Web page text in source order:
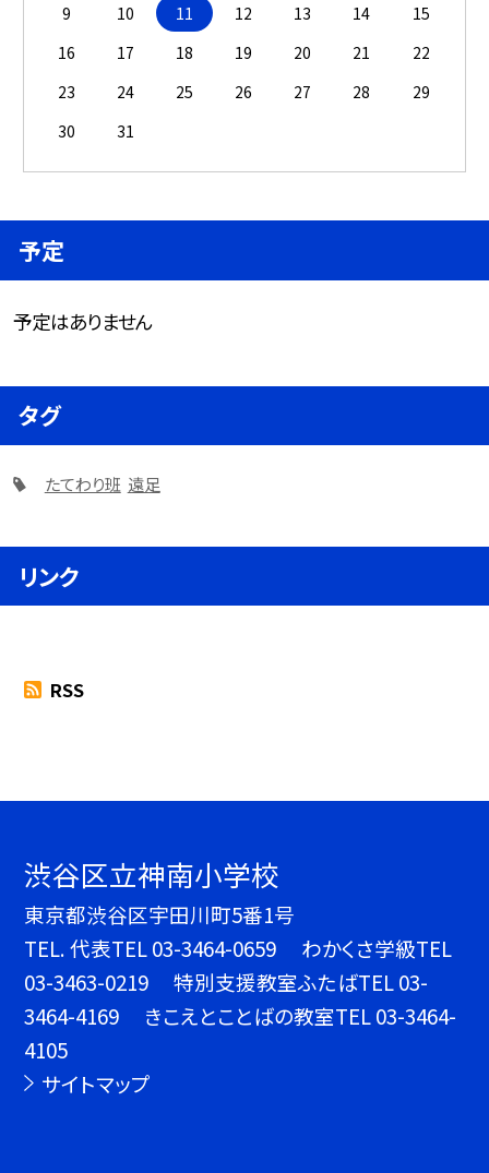
9
10 11 12 13 14
15
16
17 18 19 20 21
22
23
24 25 26 27 28
29
30
31
予定
予定はありません
タグ
たてわり班 遠足
リンク
RSS
渋谷区立神南小学校
東京都渋谷区宇田川町5番1号
TEL.代表TEL 03-3464-0659 わかくさ学級TEL
03-3463-0219 特別支援教室ふたばTEL 03-
3464-4169 きこえとことばの教室TEL 03-3464-
4105
サイトマップ